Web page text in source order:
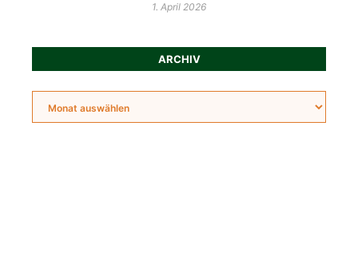
1. April 2026
ARCHIV